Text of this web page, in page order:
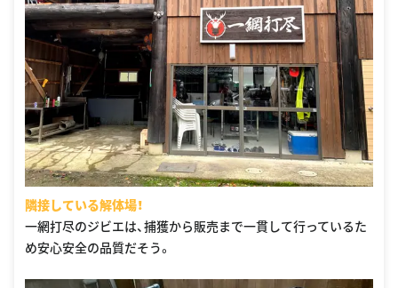
隣接している解体場！
一網打尽のジビエは、捕獲から販売まで一貫して行っているた
め安心安全の品質だそう。